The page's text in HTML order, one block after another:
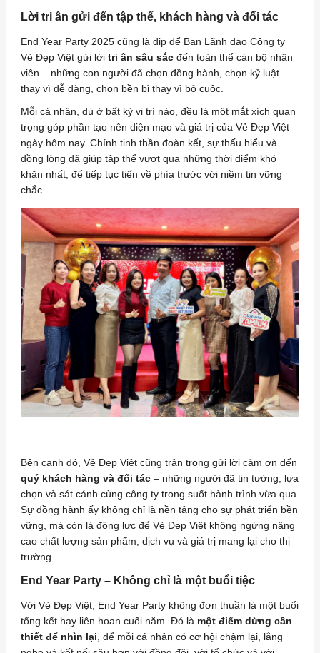
Lời tri ân gửi đến tập thể, khách hàng và đối tác
End Year Party 2025 cũng là dịp để Ban Lãnh đạo Công ty
Vẻ Đẹp Việt gửi lời tri ân sâu sắcđến toàn thể cán bộ nhân
viên – những con người đã chọn đồng hành, chọn kỷ luật
thay vì dễ dàng, chọn bền bỉ thay vì bỏ cuộc.
Mỗi cá nhân, dù ở bất kỳ vị trí nào, đều là một mắt xích quan
trọng góp phần tạo nên diện mạo và giá trị của Vẻ Đẹp Việt
ngày hôm nay. Chính tinh thần đoàn kết, sự thấu hiểu và
đồng lòng đã giúp tập thể vượt qua những thời điểm khó
khăn nhất, để tiếp tục tiến về phía trước với niềm tin vững
chắc.
Bên cạnh đó, Vẻ Đẹp Việt cũng trân trọng gửi lời cảm ơn đến
quý khách hàng và đối tác– những người đã tin tưởng, lựa
chọn và sát cánh cùng công ty trong suốt hành trình vừa qua.
Sự đồng hành ấy không chỉ là nền tảng cho sự phát triển bền
vững, mà còn là động lực để Vẻ Đẹp Việt không ngừng nâng
cao chất lượng sản phẩm, dịch vụ và giá trị mang lại cho thị
trường.
End Year Party – Không chỉ là một buổi tiệc
Với Vẻ Đẹp Việt, End Year Party không đơn thuần là một buổi
tổng kết hay liên hoan cuối năm. Đó là một điểm dừng cần
thiết để nhìn lại , để mỗi cá nhân có cơ hội chậm lại, lắng